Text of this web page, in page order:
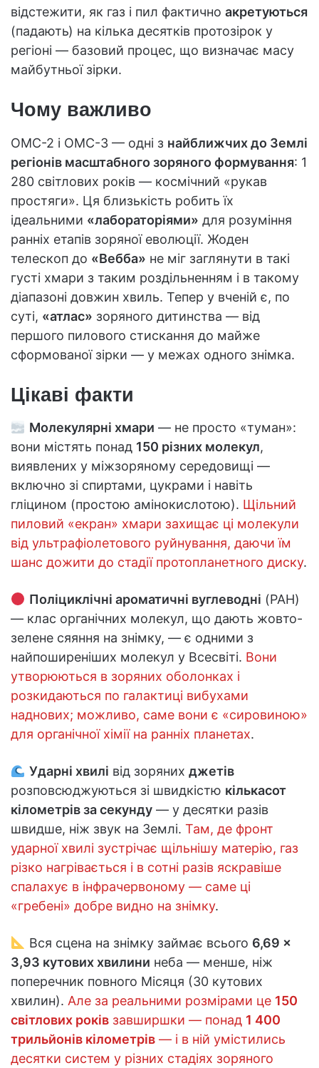
відстежити, як газ і пил фактично акретуються
(падають) на кілька десятків протозірок у
регіоні — базовий процес, що визначає масу
майбутньої зірки.
Чому важливо
OMC-2 і OMC-3 — одні з найближчих до Землі
регіонів масштабного зоряного формування: 1
280 світлових років — космічний «рукав
простяги». Ця близькість робить їх
ідеальними «лабораторіями» для розуміння
ранніх етапів зоряної еволюції. Жоден
телескоп до «Вебба» не міг заглянути в такі
густі хмари з таким роздільненням і в такому
діапазоні довжин хвиль. Тепер у вченій є, по
суті, «атлас» зоряного дитинства — від
першого пилового стискання до майже
сформованої зірки — у межах одного знімка.
Цікаві факти
Молекулярні хмари — не просто «туман»:
вони містять понад 150 різних молекул,
виявлених у міжзоряному середовищі —
включно зі спиртами, цукрами і навіть
гліцином (простою амінокислотою). Щільний
пиловий «екран» хмари захищає ці молекули
від ультрафіолетового руйнування, даючи їм
шанс дожити до стадії протопланетного диску.
Поліциклічні ароматичні вуглеводні (PAH)
— клас органічних молекул, що дають жовто-
зелене сяяння на знімку, — є одними з
найпоширеніших молекул у Всесвіті. Вони
утворюються в зоряних оболонках і
розкидаються по галактиці вибухами
наднових; можливо, саме вони є «сировиною»
для органічної хімії на ранніх планетах.
Ударні хвилі від зоряних джетів
розповсюджуються зі швидкістю кількасот
кілометрів за секунду — у десятки разів
швидше, ніж звук на Землі. Там, де фронт
ударної хвилі зустрічає щільнішу матерію, газ
різко нагрівається і в сотні разів яскравіше
спалахує в інфрачервоному — саме ці
«гребені» добре видно на знімку.
Вся сцена на знімку займає всього 6,69 ×
3,93 кутових хвилини неба — менше, ніж
поперечник повного Місяця (30 кутових
хвилин). Але за реальними розмірами це 150
світлових років завширшки — понад 1 400
трильйонів кілометрів — і в ній умістились
десятки систем у різних стадіях зоряного